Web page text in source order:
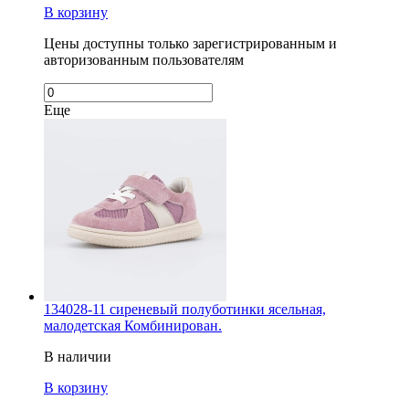
В корзину
Цены доступны только зарегистрированным и
авторизованным пользователям
Еще
134028-11 сиреневый полуботинки ясельная,
малодетская Комбинирован.
В наличии
В корзину